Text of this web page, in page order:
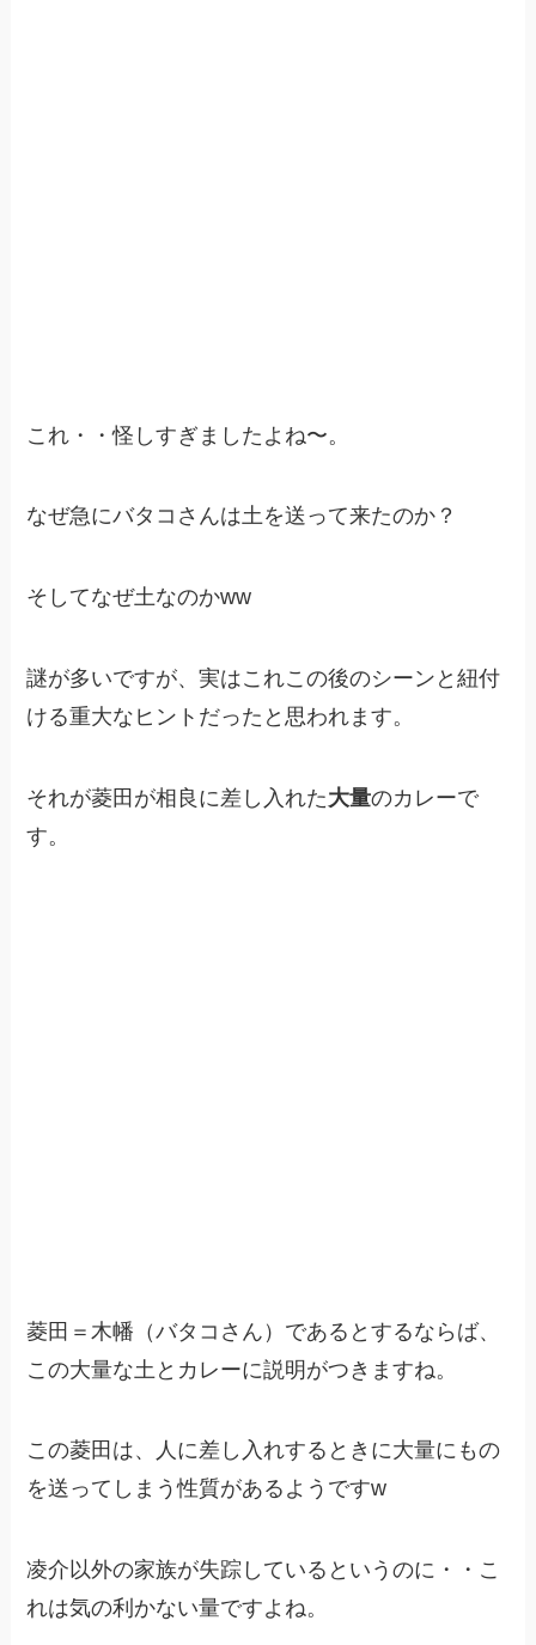
これ・・怪しすぎましたよね〜。
なぜ急にバタコさんは土を送って来たのか？
そしてなぜ土なのかww
謎が多いですが、実はこれこの後のシーンと紐付
ける重大なヒントだったと思われます。
それが菱田が相良に差し入れた大量のカレーで
す。
菱田＝木幡（バタコさん）であるとするならば、
この大量な土とカレーに説明がつきますね。
この菱田は、人に差し入れするときに大量にもの
を送ってしまう性質があるようですw
凌介以外の家族が失踪しているというのに・・こ
れは気の利かない量ですよね。